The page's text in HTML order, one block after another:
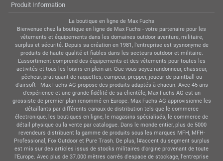
Produit Information
La boutique en ligne de Max Fuchs
Bienvenue chez la boutique en ligne de Max Fuchs - votre partenaire pour les
vêtements et équipements dans les domaines outdoor aventure, militaire,
surplus et sécurité. Depuis sa création en 1981, l'entreprise est sysnonyme de
produits de haute qualité et fiables dans les secteurs outdoor et militaire.
L'assortiment comprend des équipements et des vêtements pour toutes les
activités et tous les loisirs en plein air. Que vous soyez randonneur, chasseur,
pêcheur, pratiquant de raquettes, campeur, prepper, joueur de paintball ou
d'airsoft - Max Fuchs AG propose des produits adaptés à chacun. Avec 45 ans
d'expérience et une grande fidélité de sa clientèle, Max Fuchs AG est un
grossiste de premier plan renommé en Europe. Max Fuchs AG approvisionne les
détaillants par différents canaux de distribution tels que le commerce
électronique, les boutiques en ligne, le magasins spécialisés, le commerce de
détail physique ou la vente par catalogue. Dans le monde entier, plus de 5000
revendeurs distribuent la gamme de produits sous les marques MFH, MFH-
Professional, Fox Outdoor et Pure Trash. De plus, l#accent du segment surplus
est mis sur des articles issus de stocks militaires d'orgine provenant de toute
l'Europe. Avec plus de 37.000 mètres carrés d'espace de stockage, l'entreprise